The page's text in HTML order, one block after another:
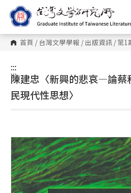
到
主
內
容 首頁 / 台灣文學學報 / 出版資訊 / 第1
:::
:::
陳建忠〈新興的悲哀—論蔡
民現代性思想〉